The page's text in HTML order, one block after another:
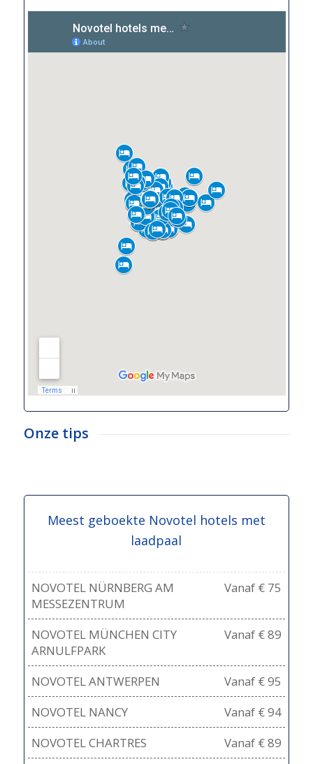
Onze tips
Meest geboekte Novotel hotels met
laadpaal
NOVOTEL NÜRNBERG AM
MESSEZENTRUM
Vanaf € 75
NOVOTEL MÜNCHEN CITY
ARNULFPARK
Vanaf € 89
NOVOTEL ANTWERPEN
Vanaf € 95
NOVOTEL NANCY
Vanaf € 94
NOVOTEL CHARTRES
Vanaf € 89